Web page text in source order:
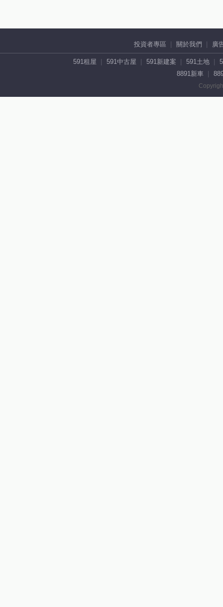
投資者專區 關於我們 廣
591租屋 591中古屋 591新建案 591土地
8891新車